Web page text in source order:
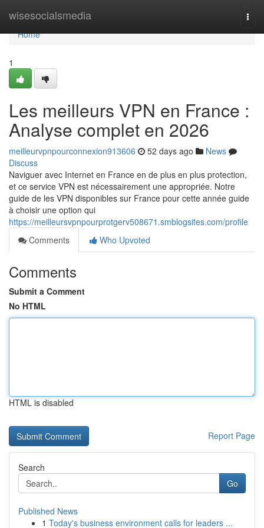
wisesocialsmedia
Home
Home
1
Les meilleurs VPN en France :
Analyse complet en 2026
meilleurvpnpourconnexion913606 52 days ago
News
Discuss
Naviguer avec Internet en France en de plus en plus protection,
et ce service VPN est nécessairement une appropriée. Notre
guide de les VPN disponibles sur France pour cette année guide
à choisir une option qui
https://meilleursvpnpourprotgerv508671.smblogsites.com/profile
Comments
Who Upvoted
Comments
Submit a Comment
No HTML
HTML is disabled
Report Page
Search
Go
Published News
1 Today's business environment calls for leaders ...